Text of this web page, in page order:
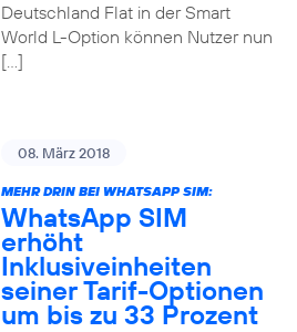
Deutschland Flat in der Smart
World L-Option können Nutzer nun
[…]
08. März 2018
MEHR DRIN BEI WHATSAPP SIM:
WhatsApp SIM
erhöht
Inklusiveinheiten
seiner Tarif-Optionen
um bis zu 33 Prozent